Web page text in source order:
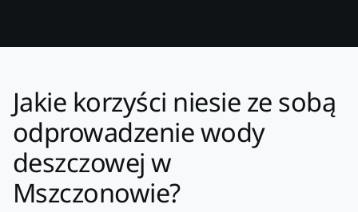
Jakie korzyści niesie ze sobą
odprowadzenie wody
deszczowej w
Mszczonowie?